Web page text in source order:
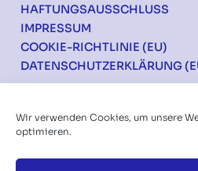
Wir verwenden Cookies, um unsere
optimieren.
Footer
HAFTUNGSAUSSCHLUSS
IMPRESSUM
COOKIE-RICHTLINIE (EU)
DATENSCHUTZERKLÄRUNG
Ich möchte über die
werden